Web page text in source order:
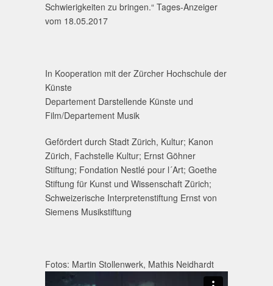
Schwierigkeiten zu bringen.“ Tages-Anzeiger
vom 18.05.2017
In Kooperation mit der Zürcher Hochschule der
Künste
Departement Darstellende Künste und
Film/Departement Musik
Gefördert durch Stadt Zürich, Kultur; Kanon
Zürich, Fachstelle Kultur; Ernst Göhner
Stiftung; Fondation Nestlé pour l´Art; Goethe
Stiftung für Kunst und Wissenschaft Zürich;
Schweizerische Interpretenstiftung Ernst von
Siemens Musikstiftung
Fotos: Martin Stollenwerk, Mathis Neidhardt